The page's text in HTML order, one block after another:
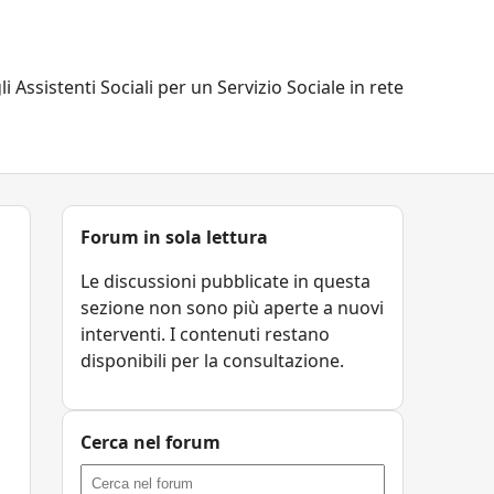
Assistenti Sociali per un Servizio Sociale in rete
Forum in sola lettura
Le discussioni pubblicate in questa
sezione non sono più aperte a nuovi
interventi. I contenuti restano
disponibili per la consultazione.
Cerca nel forum